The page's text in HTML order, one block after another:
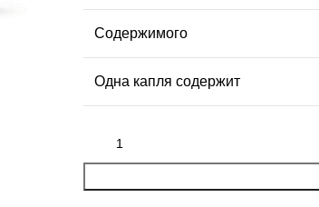
Содержимого
Одна капля содержит